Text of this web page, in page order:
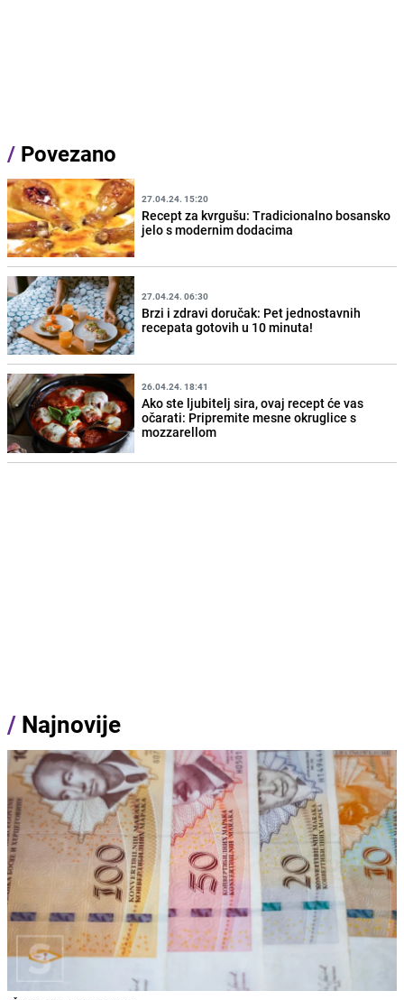
/ Povezano
27.04.24. 15:20
Recept za kvrgušu: Tradicionalno bosansko
jelo s modernim dodacima
27.04.24. 06:30
Brzi i zdravi doručak: Pet jednostavnih
recepata gotovih u 10 minuta!
26.04.24. 18:41
Ako ste ljubitelj sira, ovaj recept će vas
očarati: Pripremite mesne okruglice s
mozzarellom
/ Najnovije